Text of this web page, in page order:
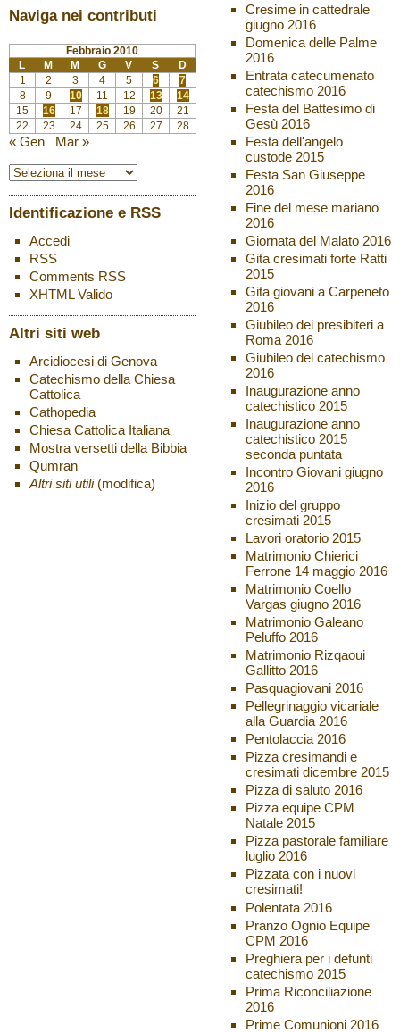
Naviga nei contributi
Febbraio 2010
L
M M G V S
D
1
2 3 4 5 6
7
8
9 10 11 12 13
14
15
16 17 18 19 20
21
22
23 24 25 26 27 28
« Gen Mar »
Identificazione e RSS
Accedi
RSS
Comments RSS
XHTMLValido
Altri siti web
Arcidiocesi di Genova
Catechismo della Chiesa
Cattolica
Cathopedia
Chiesa Cattolica Italiana
Mostra versetti della Bibbia
Qumran
Altri siti utili (modifica)
Cresime in cattedrale
giugno 2016
Domenica delle Palme
2016
Entrata catecumenato
catechismo 2016
Festa del Battesimo di
Gesù 2016
Festa dell'angelo
custode 2015
Festa San Giuseppe
2016
Fine del mese mariano
2016
Giornata del Malato 2016
Gita cresimati forte Ratti
2015
Gita giovani a Carpeneto
2016
Giubileo dei presibiteri a
Roma 2016
Giubileo del catechismo
2016
Inaugurazione anno
catechistico 2015
Inaugurazione anno
catechistico 2015
seconda puntata
Incontro Giovani giugno
2016
Inizio del gruppo
cresimati 2015
Lavori oratorio 2015
Matrimonio Chierici
Ferrone 14 maggio 2016
Matrimonio Coello
Vargas giugno 2016
Matrimonio Galeano
Peluffo 2016
Matrimonio Rizqaoui
Gallitto 2016
Pasquagiovani 2016
Pellegrinaggio vicariale
alla Guardia 2016
Pentolaccia 2016
Pizza cresimandi e
cresimati dicembre 2015
Pizza di saluto 2016
Pizza equipe CPM
Natale 2015
Pizza pastorale familiare
luglio 2016
Pizzata con i nuovi
cresimati!
Polentata 2016
Pranzo Ognio Equipe
CPM 2016
Preghiera per i defunti
catechismo 2015
Prima Riconciliazione
2016
Prime Comunioni 2016